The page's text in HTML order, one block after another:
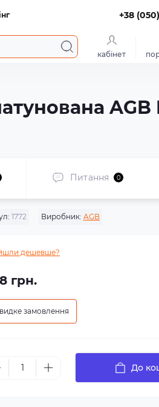
+38
кабінет
AGB
Питання 0
1772 Виробник: AGB
дешевше?
грн.
замовлення
До